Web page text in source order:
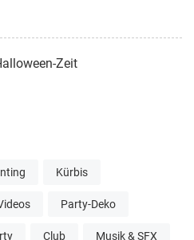
Zeit
Kürbis
Party-Deko
Club Musik & SFX